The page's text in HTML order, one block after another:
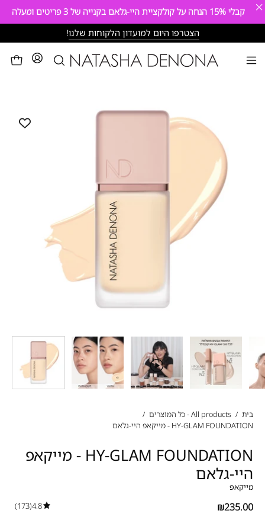
× קבלי 15% הנחה על קולקציית היי-גלאם בקנייה של 3 פריטים ומעלה
הצטרפו היום למועדון הלקוחות שלנו!
פתיחת
פתיחת
בית / All products - כל המוצרים
/
HY-GLAM FOUNDATION - מייקאפ היי-גלאם
HY-GLAM FOUNDATION - מייקאפ
היי-גלאם
מייקאפ
₪235.00
4.8
(173)